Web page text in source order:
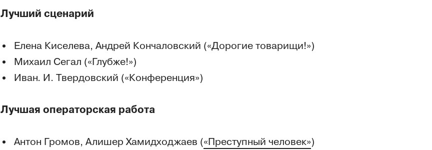
Лучший сценарий
Елена Киселева, Андрей Кончаловский («Дорогие товарищи!»)
Михаил Сегал («Глубже!»)
Иван. И. Твердовский («Конференция»)
Лучшая операторская работа
Антон Громов, Алишер Хамидходжаев («Преступный человек»)